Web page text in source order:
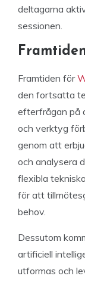
deltagarna
sessionen.
Framtiden för
den fortsatta
efterfrågan på
och verktyg
genom att
och analysera
flexibla
för att
behov.
Dessutom
artificiell
utformas och